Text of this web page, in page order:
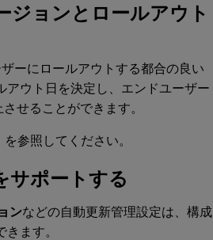
ョンとロールアウト
ーにロールアウトする都合の良い
アウト日を決定し、エンドユーザー
せることができます。
を参照してください。
サポートする
ンなどの自動更新管理設定は、構成
ます。